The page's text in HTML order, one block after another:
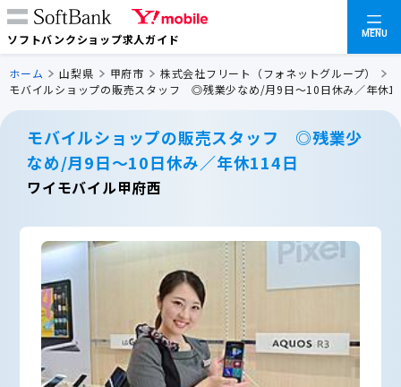
ソフトバンクショップ求人ガイド MENU
ホーム 山梨県 甲府市
株式会社フリート（フォネットグループ）
モバイルショップの販売スタッフ ◎残業少なめ/月9日～10日休み／年休
モバイルショップの販売スタッフ ◎残業少
なめ/月9日～10日休み／年休114日
ワイモバイル甲府西